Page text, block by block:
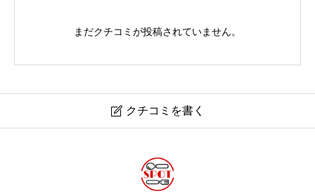
まだクチコミが投稿されていません。
 クチコミを書く